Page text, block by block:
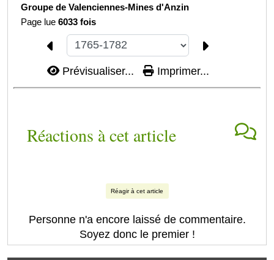
Groupe de Valenciennes-Mines d'Anzin
Page lue6033 fois
Prévisualiser... Imprimer...
Réactions à cet article
Réagir à cet article
Personne n'a encore laissé de commentaire.
Soyez donc le premier !